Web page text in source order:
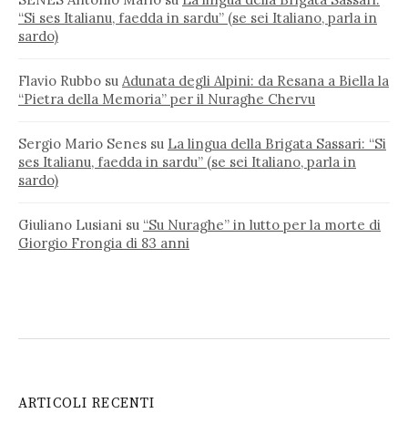
“Si ses Italianu, faedda in sardu” (se sei Italiano, parla in
sardo)
Flavio Rubbo su Adunata degli Alpini: da Resana a Biella la
“Pietra della Memoria” per il Nuraghe Chervu
Sergio Mario Senes su La lingua della Brigata Sassari: “Si
ses Italianu, faedda in sardu” (se sei Italiano, parla in
sardo)
Giuliano Lusiani su “Su Nuraghe” in lutto per la morte di
Giorgio Frongia di 83 anni
ARTICOLI RECENTI